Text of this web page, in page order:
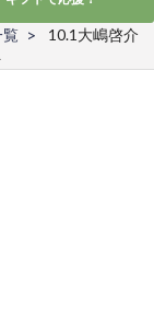
覧
10.1大嶋啓介